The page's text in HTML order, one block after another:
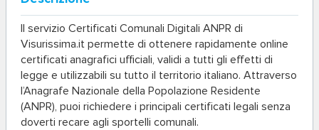
Il servizio Certificati Comunali Digitali ANPR di
Visurissima.it permette di ottenere rapidamente online
certificati anagrafici ufficiali, validi a tutti gli effetti di
legge e utilizzabili su tutto il territorio italiano. Attraverso
l’Anagrafe Nazionale della Popolazione Residente
(ANPR), puoi richiedere i principali certificati legali senza
doverti recare agli sportelli comunali.